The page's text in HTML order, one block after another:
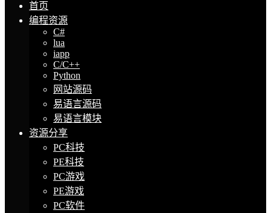
首页
编程资源
C#
lua
iapp
C/C++
Python
网站源码
易语言源码
易语言模块
资源分享
PC科技
PE科技
PC游戏
PE游戏
PC软件